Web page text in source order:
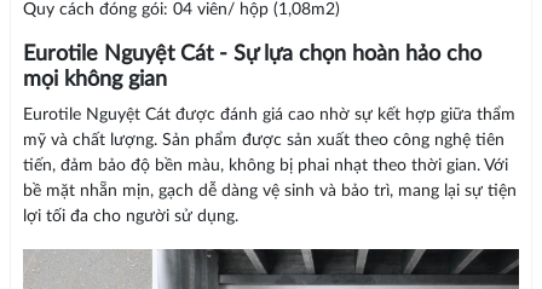
Quy cách đóng gói: 04 viên/ hộp (1,08m2)
Eurotile Nguyệt Cát - Sự lựa chọn hoàn hảo cho
mọi không gian
Eurotile Nguyệt Cát được đánh giá cao nhờ sự kết hợp giữa thẩm
mỹ và chất lượng. Sản phẩm được sản xuất theo công nghệ tiên
tiến, đảm bảo độ bền màu, không bị phai nhạt theo thời gian. Với
bề mặt nhẵn mịn, gạch dễ dàng vệ sinh và bảo trì, mang lại sự tiện
lợi tối đa cho người sử dụng.